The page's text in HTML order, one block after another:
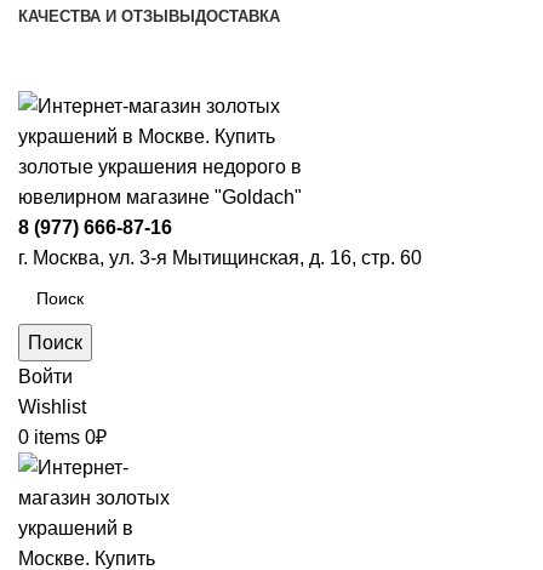
КАЧЕСТВА И ОТЗЫВЫ ДОСТАВКА
8 (977) 666-87-16
г. Москва, ул. 3-я Мытищинская, д. 16, стр. 60
Поиск
Войти
Wishlist
0 items 0₽